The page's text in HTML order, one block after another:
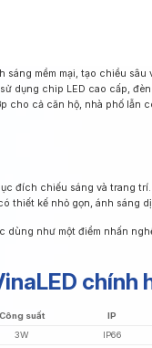
sáng mềm mại, tạo chiều
dụng chip LED cao cấp,
cho cả căn hộ, nhà phố lẫn
đích chiếu sáng và trang
thiết kế nhỏ gọn, ánh sáng
như một điểm nhấn
chính
Công suất IP
3W IP66